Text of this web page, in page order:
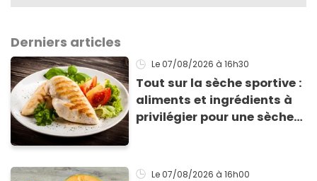
Derniers articles
Le 07/08/2026 à 16h30
Tout sur la sèche sportive :
aliments et ingrédients à
privilégier pour une sèche
Le 07/08/2026 à 16h00